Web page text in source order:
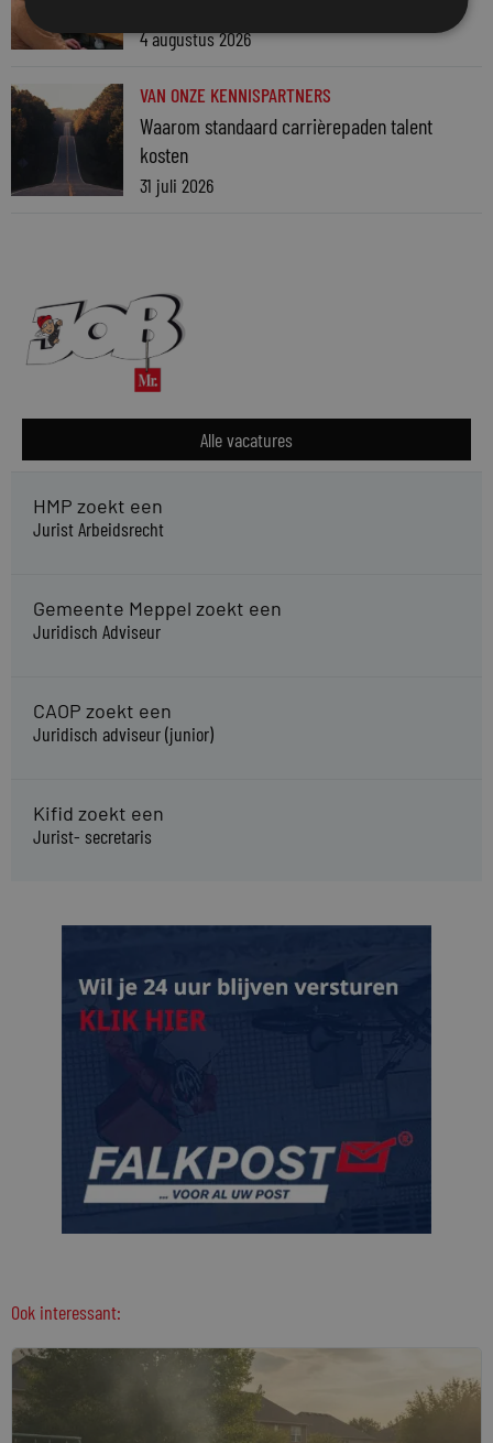
4 augustus 2026
VAN ONZE KENNISPARTNERS
Waarom standaard carrièrepaden talent
kosten
31 juli 2026
Alle vacatures
HMP zoekt een
Jurist Arbeidsrecht
Gemeente Meppel zoekt een
Juridisch Adviseur
CAOP zoekt een
Juridisch adviseur (junior)
Kifid zoekt een
Jurist- secretaris
Ook interessant: